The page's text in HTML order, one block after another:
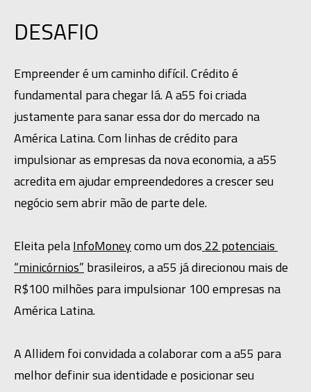
DESAFIO
Empreender é um caminho difícil. Crédito é
fundamental para chegar lá. A a55 foi criada
justamente para sanar essa dor do mercado na
América Latina. Com linhas de crédito para
impulsionar as empresas da nova economia, a a55
acredita em ajudar empreendedores a crescer seu
negócio sem abrir mão de parte dele.
Eleita pela InfoMoney como um dos 22 potenciais
“minicórnios” brasileiros, a a55 já direcionou mais de
R$100 milhões para impulsionar 100 empresas na
América Latina.
A Allidem foi convidada a colaborar com a a55 para
melhor definir sua identidade e posicionar seu